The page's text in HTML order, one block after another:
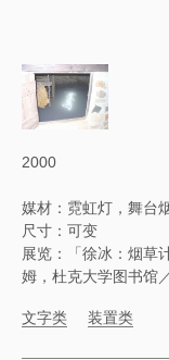
2000
媒材：霓虹灯，舞台
尺寸：可变
展览：「徐冰：烟草
姆，杜克大学图书馆
文字类 装置类